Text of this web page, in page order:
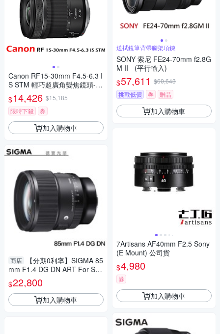
Canon RF15-30mm F4.5-6.3 I
S STM 輕巧超廣角變焦鏡頭-平
行輸入
$14,426 $15,185
限時下殺
券
加入購物車
商店
【分期0利率】SIGMA 85
mm F1.4 DG DN ART For Son
y E mount 恆伸公司貨 德寶光
學 定焦 大光圈 人像 風景
$22,800
加入購物車
送拭鏡筆背帶腳架項鍊
SONY 索尼 FE24-70mm f2.8G
M II - (平行輸入)
$57,611 $60,643
挑戰低價
券 贈品
加入購物車
7Artisans AF40mm F2.5 Sony
(E Mount) 公司貨
$4,980
券
加入購物車